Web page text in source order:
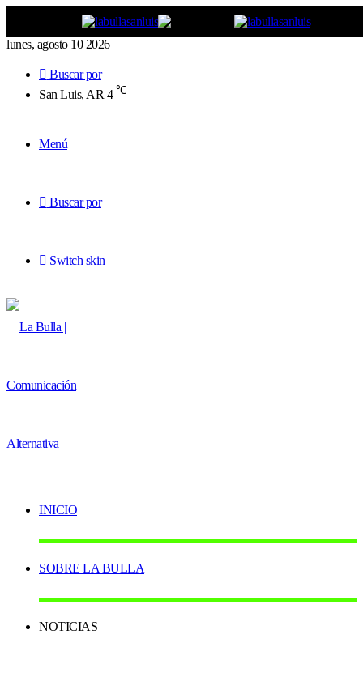
lunes, agosto 10 2026
Buscar por
San Luis, AR 4 ℃
Menú
Buscar por
Switch skin
INICIO
SOBRE LA BULLA
NOTICIAS